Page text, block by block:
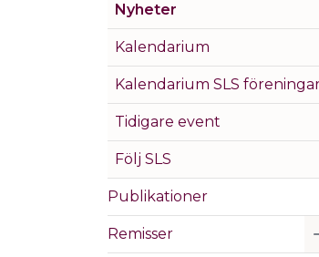
Nyheter
Kalendarium
Kalendarium SLS
Tidigare event
Följ SLS
Publikationer
Remisser